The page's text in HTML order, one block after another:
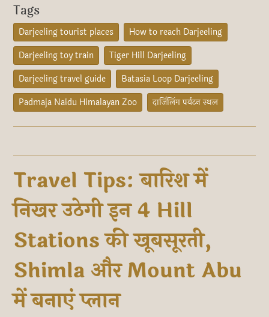
Tags
Darjeeling tourist places
How to reach Darjeeling
Darjeeling toy train
Tiger Hill Darjeeling
Darjeeling travel guide
Batasia Loop Darjeeling
Padmaja Naidu Himalayan Zoo
दार्जिलिंग पर्यटन स्थल
Travel Tips: बारिश में
निखर उठेगी इन 4 Hill
Stations की खूबसूरती,
Shimla और Mount Abu
में बनाएं प्लान